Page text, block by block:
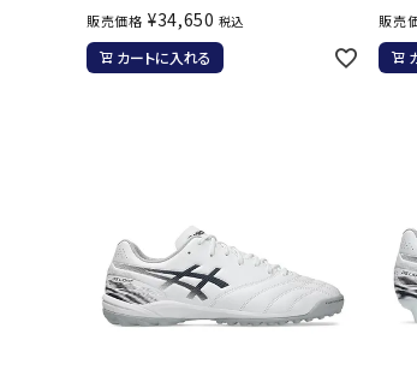
販売価格 ¥34,650 税込
カートに入れる
販売